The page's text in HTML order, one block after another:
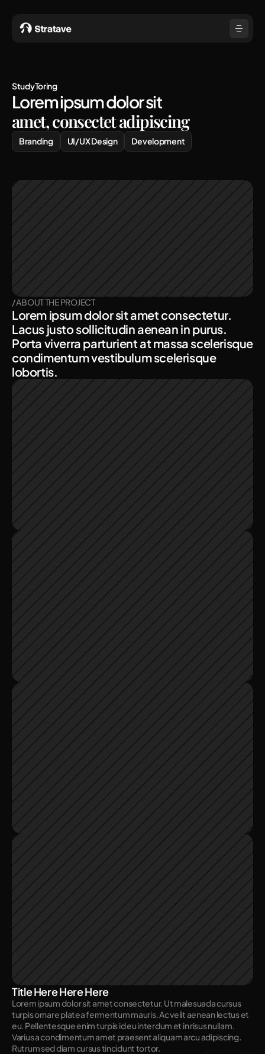
StudyToring
Lorem ipsum dolor sit
amet, consectet adipiscing
Branding UI/UX Design Development
/ ABOUT THE PROJECT
Lorem ipsum dolor sit amet consectetur.
Lacus justo sollicitudin aenean in purus.
Porta viverra parturient at massa scelerisque
condimentum vestibulum scelerisque
lobortis.
Title Here Here Here
Lorem ipsum dolor sit amet consectetur. Ut malesuada cursus
turpis ornare platea fermentum mauris. Ac velit aenean lectus et
eu. Pellentesque enim turpis id eu interdum et in risus nullam.
Varius a condimentum amet praesent aliquam arcu adipiscing.
Rutrum sed diam cursus tincidunt tortor.